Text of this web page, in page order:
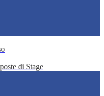
di Stage